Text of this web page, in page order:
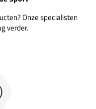
Onze specialisten
verder.